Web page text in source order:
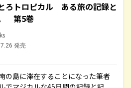
ろトロピカル ある旅の記録と
第5巻
発売
の島に滞在することになった筆者